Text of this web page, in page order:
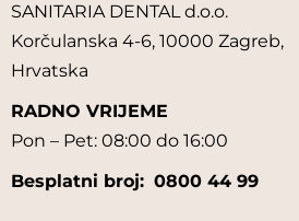
SANITARIA DENTAL d.o.o.
Korčulanska 4-6, 10000 Zagreb,
Hrvatska
RADNO VRIJEME
Pon – Pet: 08:00 do 16:00
Besplatni broj: 0800 44 99